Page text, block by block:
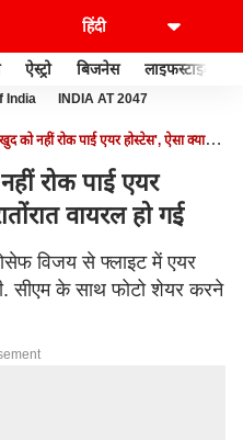
ऐस्ट्रो बिजनेस लाइफस्टाइल
India INDIA AT 2047
को नहीं रोक पाई एयर होस्टेस', ऐसा क्या
रोक पाई एयर
वायरल हो गई
विजय से फ्लाइट में एयर
सीएम के साथ फोटो शेयर करने